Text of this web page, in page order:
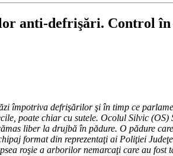
anti-defrişări. Control în
împotriva defrişărilor şi în timp ce
poate chiar cu sutele. Ocolul Silvic (OS)
liber la drujbă în pădure. O pădure
format din reprezentaţi ai Poliţiei
roşie a arborilor nemarcaţi care au